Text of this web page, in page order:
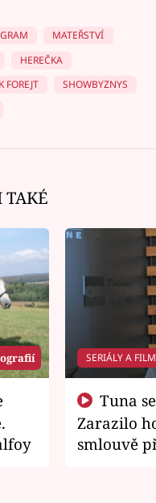
MATEŘSTVÍ
HEREČKA
FOREJT
SHOWBYZNYS
TAKÉ
SERIÁLY A
Zarazilo
smlouvě